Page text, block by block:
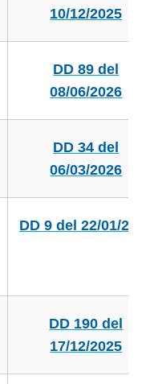
10/12/2025
DD 89 del
08/06/2026
DD 34 del
06/03/2026
DD 9 del 22/01/
DD 190 del
17/12/2025